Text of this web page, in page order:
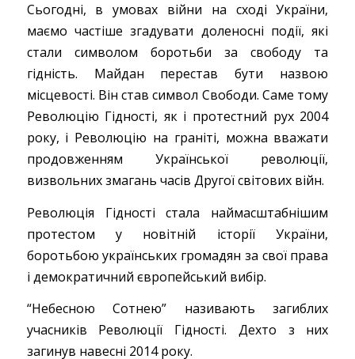
Сьогодні, в умовах війни на сході України,
маємо частіше згадувати доленосні події, які
стали символом боротьби за свободу та
гідність. Майдан перестав бути назвою
місцевості. Він став символ Свободи. Саме тому
Революцію Гідності, як і протестний рух 2004
року, і Революцію на граніті, можна вважати
продовженням Української революції,
визвольних змагань часів Другої світових війн.
Революція Гідності стала наймасштабнішим
протестом у новітній історії України,
боротьбою українських громадян за свої права
і демократичний європейський вибір.
“Небесною Сотнею” називають загиблих
учасників Революції Гідності. Дехто з них
загинув навесні 2014 року.